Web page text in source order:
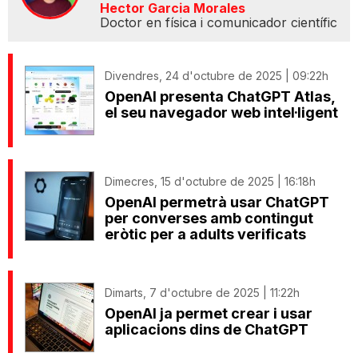
Hector Garcia Morales
Doctor en física i comunicador científic
Divendres, 24 d'octubre de 2025 | 09:22h
OpenAI presenta ChatGPT Atlas,
el seu navegador web intel·ligent
Dimecres, 15 d'octubre de 2025 | 16:18h
OpenAI permetrà usar ChatGPT
per converses amb contingut
eròtic per a adults verificats
Dimarts, 7 d'octubre de 2025 | 11:22h
OpenAI ja permet crear i usar
aplicacions dins de ChatGPT